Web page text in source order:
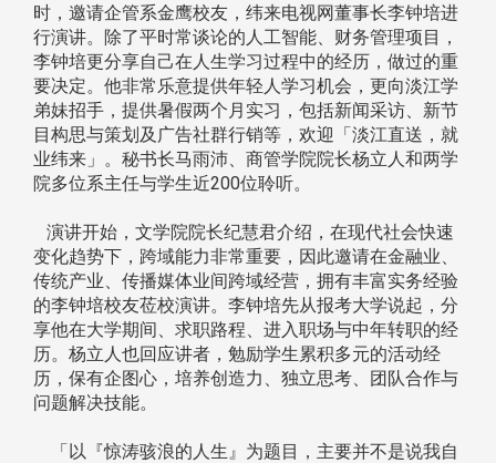
时，邀请企管系金鹰校友，纬来电视网董事长李钟培进
行演讲。除了平时常谈论的人工智能、财务管理项目，
李钟培更分享自己在人生学习过程中的经历，做过的重
要决定。他非常乐意提供年轻人学习机会，更向淡江学
弟妹招手，提供暑假两个月实习，包括新闻采访、新节
目构思与策划及广告社群行销等，欢迎「淡江直送，就
业纬来」。秘书长马雨沛、商管学院院长杨立人和两学
院多位系主任与学生近200位聆听。
演讲开始，文学院院长纪慧君介绍，在现代社会快速
变化趋势下，跨域能力非常重要，因此邀请在金融业、
传统产业、传播媒体业间跨域经营，拥有丰富实务经验
的李钟培校友莅校演讲。李钟培先从报考大学说起，分
享他在大学期间、求职路程、进入职场与中年转职的经
历。杨立人也回应讲者，勉励学生累积多元的活动经
历，保有企图心，培养创造力、独立思考、团队合作与
问题解决技能。
「以『惊涛骇浪的人生』为题目，主要并不是说我自